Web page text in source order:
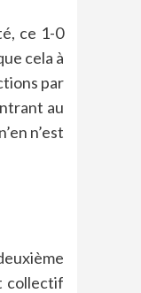
ce 1-0
cela à
par
au
n’est
collectif